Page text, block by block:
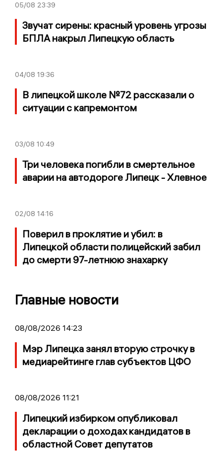
05/08 23:39
Звучат сирены: красный уровень угрозы
БПЛА накрыл Липецкую область
04/08 19:36
В липецкой школе №72 рассказали о
ситуации с капремонтом
03/08 10:49
Три человека погибли в смертельное
аварии на автодороге Липецк - Хлевное
02/08 14:16
Поверил в проклятие и убил: в
Липецкой области полицейский забил
до смерти 97-летнюю знахарку
Главные новости
08/08/2026 14:23
Мэр Липецка занял вторую строчку в
медиарейтинге глав субъектов ЦФО
08/08/2026 11:21
Липецкий избирком опубликовал
декларации о доходах кандидатов в
областной Совет депутатов